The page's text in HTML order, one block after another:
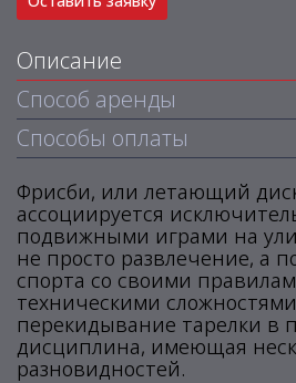
Описание
Способ аренды
Способы оплаты
Фрисби, или летающий
ассоциируется
подвижными играми на
не просто развлечение, а
спорта со своими
техническими
перекидывание тарелки в
дисциплина, имеющая
разновидностей.